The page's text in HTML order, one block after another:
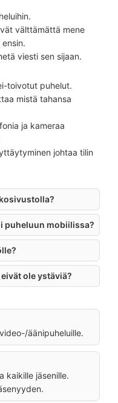
välttämättä mene
viesti sen sijaan.
toivotut puhelut.
mistä tahansa
ja kameraa
johtaa tilin
puheluun mobiilissa?
ole ystäviä?
video-/äänipuheluille.
kaikille jäsenille.